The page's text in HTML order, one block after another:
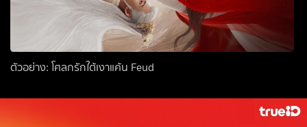
ตัวอย่าง: โศลกรักใต้เงาแค้น Feud